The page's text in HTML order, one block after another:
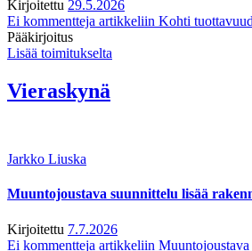
Kirjoitettu 29.5.2026
Ei kommentteja artikkeliin Kohti
Pääkirjoitus
Lisää toimitukselta
Vieraskynä
Jarkko Liuska
Muuntojoustava suunnittelu lisää
Kirjoitettu 7.7.2026
Ei kommentteja artikkeliin Muuntojoustava